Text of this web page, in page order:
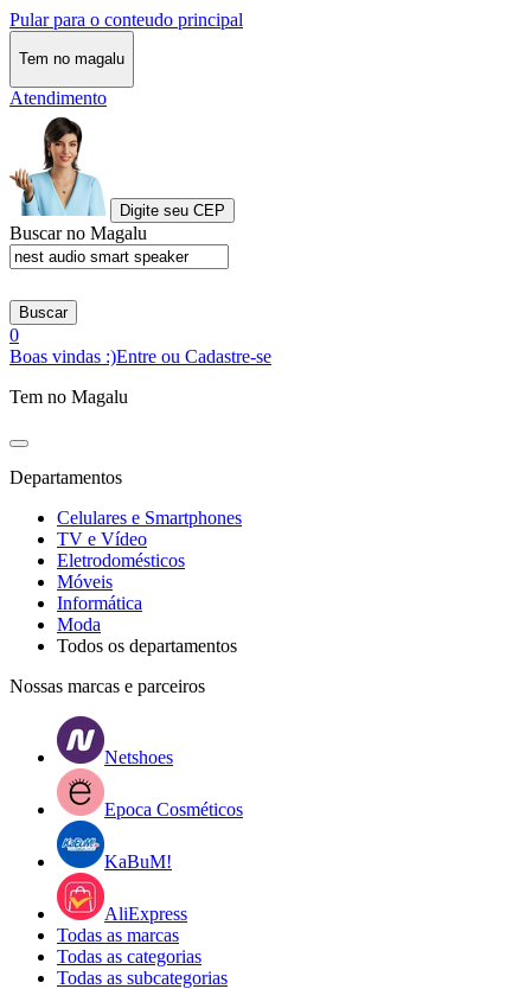
Pular para o conteudo principal
Tem no magalu
Atendimento
Digite seu CEP
Buscar no Magalu
Buscar
0
Boas vindas :)Entre ou Cadastre-se
Tem no Magalu
Departamentos
Celulares e Smartphones
TV e Vídeo
Eletrodomésticos
Móveis
Informática
Moda
Todos os departamentos
Nossas marcas e parceiros
Netshoes
Epoca Cosméticos
KaBuM!
AliExpress
Todas as marcas
Todas as categorias
Todas as subcategorias